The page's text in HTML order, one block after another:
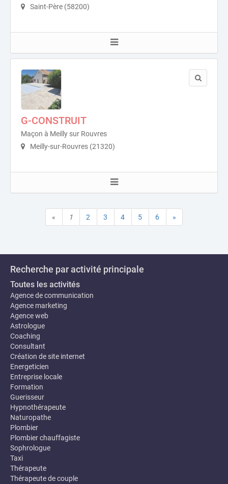
Saint-Père (58200)
G-CONSTRUIT
Maçon à Meilly sur Rouvres
Meilly-sur-Rouvres (21320)
« 1 2 3 4 5 6 »
Recherche par activité principale
Toutes les activités
Agence de communication
Agence marketing
Agence web
Astrologue
Coaching
Consultant
Création de site internet
Energeticien
Entreprise locale
Formation
Guerisseur
Hypnothérapeute
Naturopathe
Plombier
Plombier chauffagiste
Sophrologue
Taxi
Thérapeute
Thérapeute de couple